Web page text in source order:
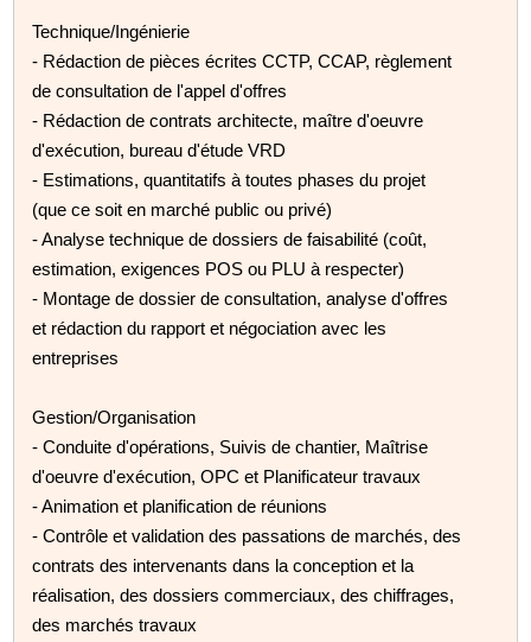
Technique/Ingénierie
- Rédaction de pièces écrites CCTP, CCAP, règlement
de consultation de l'appel d'offres
- Rédaction de contrats architecte, maître d'oeuvre
d'exécution, bureau d'étude VRD
- Estimations, quantitatifs à toutes phases du projet
(que ce soit en marché public ou privé)
- Analyse technique de dossiers de faisabilité (coût,
estimation, exigences POS ou PLU à respecter)
- Montage de dossier de consultation, analyse d'offres
et rédaction du rapport et négociation avec les
entreprises
Gestion/Organisation
- Conduite d'opérations, Suivis de chantier, Maîtrise
d'oeuvre d'exécution, OPC et Planificateur travaux
- Animation et planification de réunions
- Contrôle et validation des passations de marchés, des
contrats des intervenants dans la conception et la
réalisation, des dossiers commerciaux, des chiffrages,
des marchés travaux